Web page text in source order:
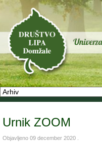
Urnik ZOOM
Objavljeno 09 december 2020